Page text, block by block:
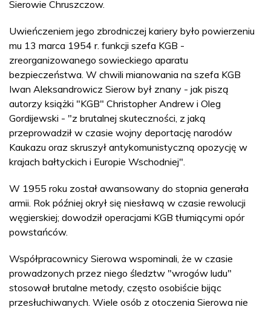
Sierowie Chruszczow.
Uwieńczeniem jego zbrodniczej kariery było powierzeniu
mu 13 marca 1954 r. funkcji szefa KGB -
zreorganizowanego sowieckiego aparatu
bezpieczeństwa. W chwili mianowania na szefa KGB
Iwan Aleksandrowicz Sierow był znany - jak piszą
autorzy książki "KGB" Christopher Andrew i Oleg
Gordijewski - "z brutalnej skuteczności, z jaką
przeprowadził w czasie wojny deportację narodów
Kaukazu oraz skruszył antykomunistyczną opozycję w
krajach bałtyckich i Europie Wschodniej".
W 1955 roku został awansowany do stopnia generała
armii. Rok później okrył się niesławą w czasie rewolucji
węgierskiej; dowodził operacjami KGB tłumiącymi opór
powstańców.
Współpracownicy Sierowa wspominali, że w czasie
prowadzonych przez niego śledztw "wrogów ludu"
stosował brutalne metody, często osobiście bijąc
przesłuchiwanych. Wiele osób z otoczenia Sierowa nie